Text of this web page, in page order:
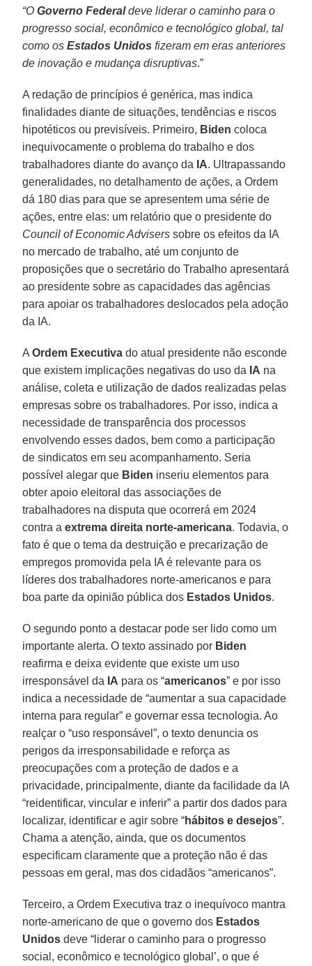
“OGoverno Federaldeve liderar o caminho para o
progresso social, econômico e tecnológico global, tal
como osEstados Unidos fizeram em eras anteriores
de inovação e mudança disruptivas.”
A redação de princípios é genérica, mas indica
finalidades diante de situações, tendências e riscos
hipotéticos ou previsíveis. Primeiro, Biden coloca
inequivocamente o problema do trabalho e dos
trabalhadores diante do avanço da IA. Ultrapassando
generalidades, no detalhamento de ações, a Ordem
dá 180 dias para que se apresentem uma série de
ações, entre elas: um relatório que o presidente do
Council of Economic Advisers sobre os efeitos da IA
no mercado de trabalho, até um conjunto de
proposições que o secretário do Trabalho apresentará
ao presidente sobre as capacidades das agências
para apoiar os trabalhadores deslocados pela adoção
da IA.
AOrdem Executiva do atual presidente não esconde
que existem implicações negativas do uso da IA na
análise, coleta e utilização de dados realizadas pelas
empresas sobre os trabalhadores. Por isso, indica a
necessidade de transparência dos processos
envolvendo esses dados, bem como a participação
de sindicatos em seu acompanhamento. Seria
possível alegar que Biden inseriu elementos para
obter apoio eleitoral das associações de
trabalhadores na disputa que ocorrerá em 2024
contra a extrema direita norte-americana. Todavia, o
fato é que o tema da destruição e precarização de
empregos promovida pela IA é relevante para os
líderes dos trabalhadores norte-americanos e para
boa parte da opinião pública dos Estados Unidos.
O segundo ponto a destacar pode ser lido como um
importante alerta. O texto assinado por Biden
reafirma e deixa evidente que existe um uso
irresponsável da IA para os “americanos” e por isso
indica a necessidade de “aumentar a sua capacidade
interna para regular” e governar essa tecnologia. Ao
realçar o “uso responsável”, o texto denuncia os
perigos da irresponsabilidade e reforça as
preocupações com a proteção de dados e a
privacidade, principalmente, diante da facilidade da IA
“reidentificar, vincular e inferir” a partir dos dados para
localizar, identificar e agir sobre “hábitos e desejos”.
Chama a atenção, ainda, que os documentos
especificam claramente que a proteção não é das
pessoas em geral, mas dos cidadãos “americanos”.
Terceiro, a Ordem Executiva traz o inequívoco mantra
norte-americano de que o governo dos Estados
Unidos deve “liderar o caminho para o progresso
social, econômico e tecnológico global’, o que é